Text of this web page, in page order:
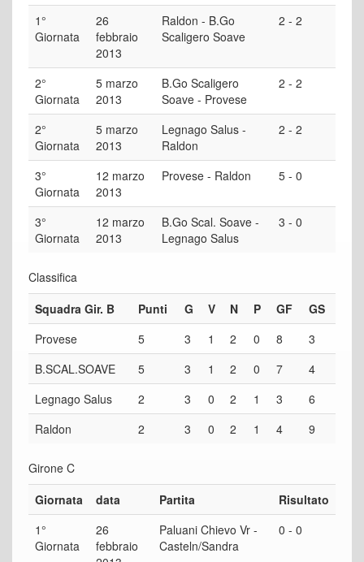
1°
Giornata
26
febbraio
2013
Raldon - B.Go
Scaligero Soave
2 - 2
2°
Giornata
5 marzo
2013
B.Go Scaligero
Soave - Provese
2 - 2
2°
Giornata
5 marzo
2013
Legnago Salus -
Raldon
2 - 2
3°
Giornata
12 marzo
2013
Provese - Raldon 5 - 0
3°
Giornata
12 marzo
2013
B.Go Scal. Soave -
Legnago Salus
3 - 0
Classifica
Squadra Gir. B
Punti G V N P GF
GS
Provese
5 3 1 2 0 8
3
B.SCAL.SOAVE
5 3 1 2 0 7
4
Legnago Salus
2 3 0 2 1 3
6
Raldon
2 3 0 2 1 4 9
Girone C
Giornata
data Partita
Risultato
1°
Giornata
26
febbraio
Paluani Chievo Vr -
Casteln/Sandra
0 - 0